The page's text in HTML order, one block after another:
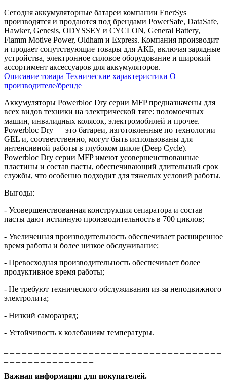
Сегодня аккумуляторные батареи компании EnerSys
производятся и продаются под брендами PowerSafe, DataSafe,
Hawker, Genesis, ODYSSEY и CYCLON, General Battery,
Fiamm Motive Power, Oldham и Express. Компания производит
и продает сопутствующие товары для АКБ, включая зарядные
устройства, электронное силовое оборудование и широкий
ассортимент аксессуаров для аккумуляторов.
Описание товара Технические характеристики О
производителе/бренде
Аккумуляторы Powerbloc Dry серии MFP предназначены для
всех видов техники на электрической тяге: поломоечных
машин, инвалидных колясок, электромобилей и прочее.
Powerbloc Dry — это батареи, изготовленные по технологии
GEL и, соответственно, могут быть использованы для
интенсивной работы в глубоком цикле (Deep Cycle).
Powerbloc Dry серии MFP имеют усовершенствованные
пластины и состав пасты, обеспечивающий длительный срок
службы, что особенно подходит для тяжелых условий работы.
Выгоды:
- Усовершенствованная конструкция сепаратора и состав
пасты дают истинную производительность в 700 циклов;
- Увеличенная производительность обеспечивает расширенное
время работы и более низкое обслуживание;
- Превосходная производительность обеспечивает более
продуктивное время работы;
- Не требуют технического обслуживания из-за неподвижного
электролита;
- Низкий саморазряд;
- Устойчивость к колебаниям температуры.
Важная информация для покупателей.